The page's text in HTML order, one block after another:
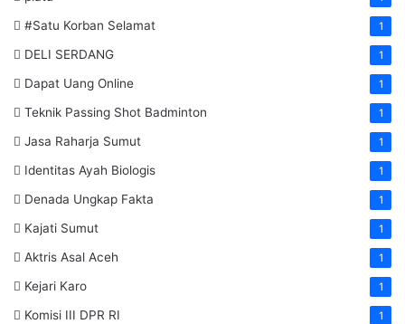
#Satu Korban Selamat 1
DELI SERDANG 1
Dapat Uang Online 1
Teknik Passing Shot Badminton 1
Jasa Raharja Sumut 1
Identitas Ayah Biologis 1
Denada Ungkap Fakta 1
Kajati Sumut 1
Aktris Asal Aceh 1
Kejari Karo 1
Komisi III DPR RI 1